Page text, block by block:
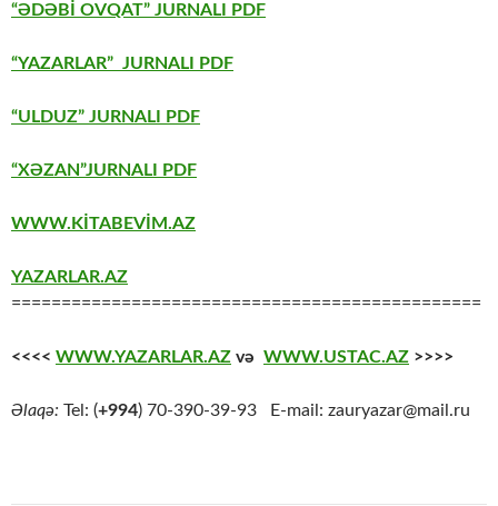
“ƏDƏBİ OVQAT” JURNALI PDF
“YAZARLAR” JURNALI PDF
“ULDUZ” JURNALI PDF
“XƏZAN”JURNALI PDF
WWW.KİTABEVİM.AZ
YAZARLAR.AZ
===============================================
<<<< WWW.YAZARLAR.AZ və WWW.USTAC.AZ >>>>
Əlaqə: Tel: (+994) 70-390-39-93 E-mail: zauryazar@mail.ru